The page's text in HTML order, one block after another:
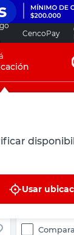
CencoPay
Usar